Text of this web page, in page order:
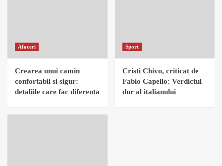
Afaceri
Crearea unui camin
confortabil si sigur:
detaliile care fac diferenta
Sport
Cristi Chivu, criticat de
Fabio Capello: Verdictul
dur al italianului